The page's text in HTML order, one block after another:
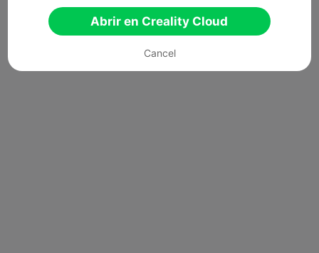
Abrir en Creality Cloud
Cancel